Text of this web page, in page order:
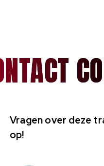
Vragen over deze
op!